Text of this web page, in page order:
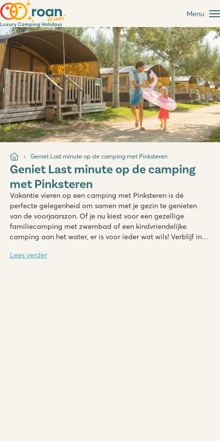
Menu
Geniet Last minute op de camping met Pinksteren
Geniet Last minute op de camping
met Pinksteren
Vakantie vieren op een camping met Pinksteren is dé
perfecte gelegenheid om samen met je gezin te genieten
van de voorjaarszon. Of je nu kiest voor een gezellige
familiecamping met zwembad of een kindvriendelijke
camping aan het water, er is voor ieder wat wils! Verblijf in
zwembaden en geniet van heerlijk eten. En het mooiste? Dit
Lees verder